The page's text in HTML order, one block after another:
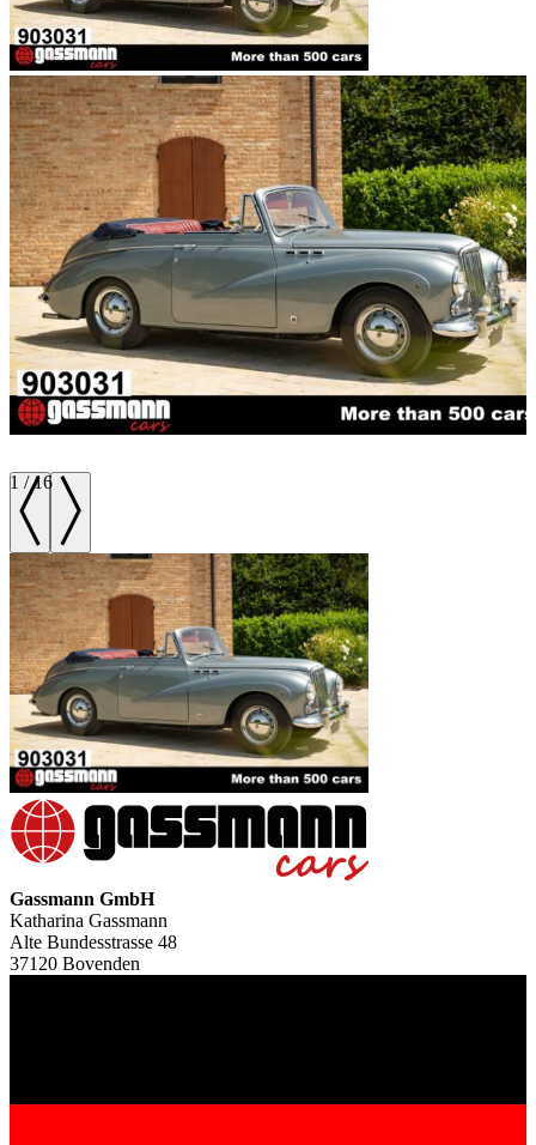
1 /16
Gassmann GmbH
Katharina Gassmann
Alte Bundesstrasse 48
37120 Bovenden